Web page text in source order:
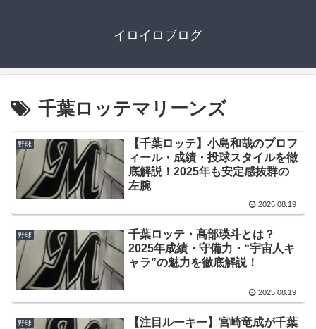
イロイロブログ
千葉ロッテマリーンズ
野球
【千葉ロッテ】小島和哉のプロフ
ィール・成績・投球スタイルを徹
底解説！2025年も安定感抜群の
左腕
2025.08.19
野球
千葉ロッテ・髙部瑛斗とは？
2025年成績・守備力・“宇宙人キ
ャラ”の魅力を徹底解説！
2025.08.19
野球
【注目ルーキー】宮崎竜成が千葉